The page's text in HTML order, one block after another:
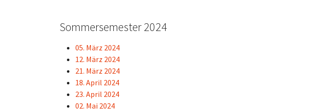
Sommersemester 2024
05. März 2024
12. März 2024
21. März 2024
18. April 2024
23. April 2024
02. Mai 2024